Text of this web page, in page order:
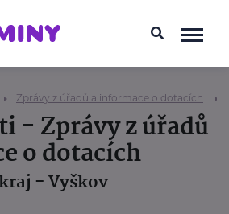
Zprávy z úřadů a informace o dotacích
- Zprávy z úřadů
o dotacích
- Vyškov